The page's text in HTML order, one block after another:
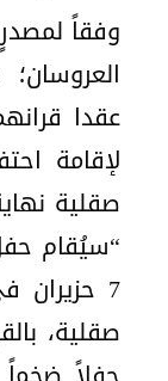
عقدا
لإقامة
صقلية
7 حزيران
صقلية،